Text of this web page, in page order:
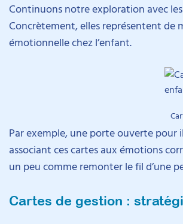
Continuons notre exploration avec
Concrètement, elles représentent de
émotionnelle chez l’enfant.
Par exemple, une porte ouverte pour
associant ces cartes aux émotions
un peu comme remonter le fil d’une
Cartes de gestion :